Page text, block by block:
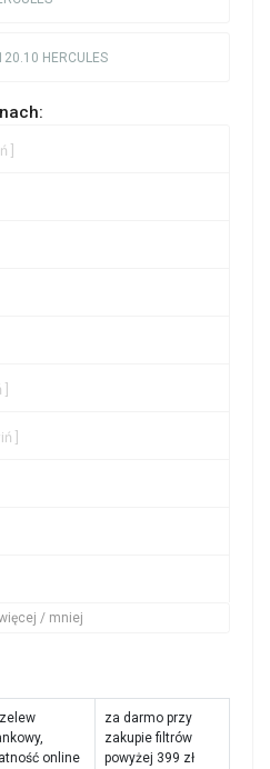
HERCULES
]
]
/ mniej
online
za darmo przy
zakupie filtrów
powyżej 399 zł